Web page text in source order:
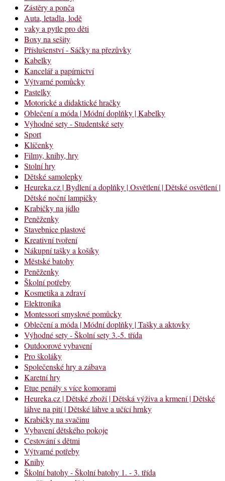
Zástěry a ponča
Auta, letadla, lodě
vaky a pytle pro děti
Boxy na sešity
Příslušenství - Sáčky na přezůvky
Kabelky
Kancelář a papírnictví
Výtvarné pomůcky
Pastelky
Motorické a didaktické hračky
Oblečení a móda | Módní doplňky | Kabelky
Výhodné sety - Studentské sety
Sport
Klíčenky
Filmy, knihy, hry
Stolní hry
Dětské samolepky
Heureka.cz | Bydlení a doplňky | Osvětlení | Dětské osvětlení |
Dětské noční lampičky
Krabičky na jídlo
Peněženky
Stavebnice plastové
Kreativní tvoření
Nákupní tašky a košíky
Městské batohy
Peněženky
Školní potřeby
Kosmetika a zdraví
Elektronika
Montessori smyslové pomůcky
Oblečení a móda | Módní doplňky | Tašky a aktovky
Výhodné sety - Školní sety 3.-5. třída
Outdoorové vybavení
Pro školáky
Společenské hry a zábava
Karetní hry
Etue penály s více komorami
Heureka.cz | Dětské zboží | Dětská výživa a krmení | Dětské
láhve na pití | Dětské láhve a učící hrnky
Krabičky na svačinu
Vybavení dětského pokoje
Cestování s dětmi
Výtvarné potřeby
Knihy
Školní batohy - Školní batohy 1. - 3. třída